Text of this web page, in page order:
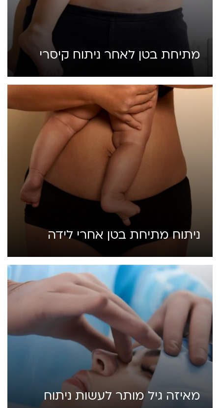
מתיחת בטן לאחר ניתוח קיסרי
ניתוח מתיחת בטן אחרי לידה
מאיזה גיל מותר לעשות ניתוח